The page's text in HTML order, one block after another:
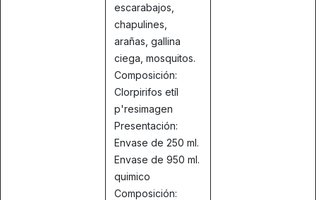
escarabajos,
chapulines,
arañas, gallina
ciega, mosquitos.
Composición:
Clorpirifos etíl
p'resimagen
Presentación:
Envase de 250 ml.
Envase de 950 ml.
quimico
Composición: